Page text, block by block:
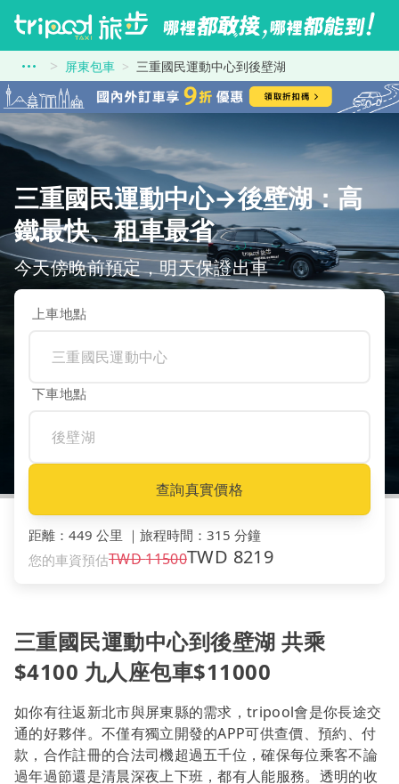
屏東包車 三重國民運動中心到後壁湖
三重國民運動中心→後壁湖：高
鐵最快、租車最省
今天傍晚前預定，明天保證出車
上車地點
下車地點
查詢真實價格
距離 ： 449 公里 ｜ 旅程時間 ： 315 分鐘
您的車資預估TWD11500TWD 8219
三重國民運動中心到後壁湖 共乘
$4100 九人座包車$11000
如你有往返新北市與屏東縣的需求，tripool會是你長途交
通的好夥伴。不僅有獨立開發的APP可供查價、預約、付
款，合作註冊的合法司機超過五千位，確保每位乘客不論
過年過節還是清晨深夜上下班，都有人能服務。透明的收